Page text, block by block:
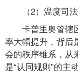
（2）温度司
卡普里奥管辖
率大幅提升，背后
会的秩序维系，从
是“认同规则”的主